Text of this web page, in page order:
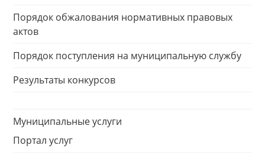
Порядок обжалования нормативных правовых
актов
Порядок поступления на муниципальную службу
Результаты конкурсов
Муниципальные услуги
Портал услуг